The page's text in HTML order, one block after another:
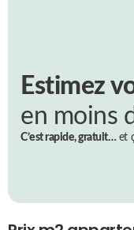
Estimez
en moins
C’est rapide, gratuit…et